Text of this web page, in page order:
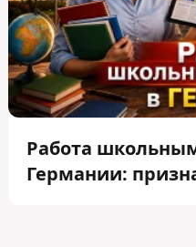
Работа
Германии: